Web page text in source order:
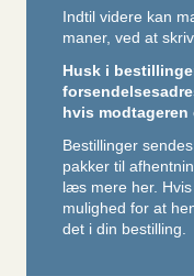
Indtil videre kan
maner, ved at
Husk i
hvis
Bestillinger
pakker til
læs mere her.
mulighed for at
det i din bestilling.